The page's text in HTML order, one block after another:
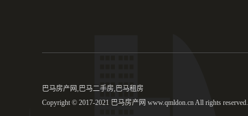
巴马房产网,巴马二手房,巴马租房
Copyright © 2017-2021 巴马房产网 www.qmldon.cn All rights reserved.